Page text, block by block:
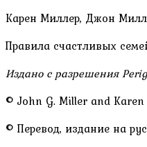
Карен Миллер, Джон
Правила счастливых
Издано с разрешения
© John G. Miller and
© Перевод, издание на